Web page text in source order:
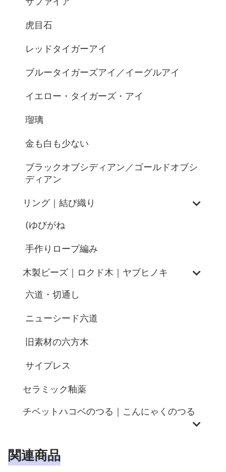
虎目石
レッドタイガーアイ
ブルータイガーズアイ／イーグルアイ
イエロー・タイガーズ・アイ
瑠璃
金も白も少ない
ブラックオブシディアン／ゴールドオブシ
ディアン
リング｜結び織り
(ゆびがね
手作りロープ編み
木製ビーズ｜ロクド木｜ヤブヒノキ
六道・切通し
ニューシード六道
旧素材の六方木
サイプレス
セラミック釉薬
チベットハコベのつる｜こんにゃくのつる
関連商品